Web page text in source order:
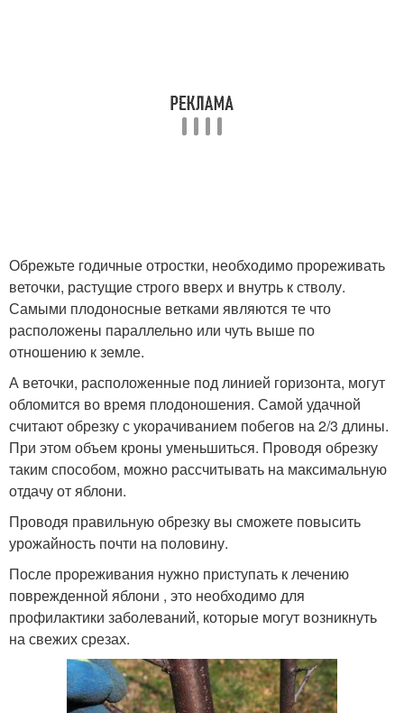
Обрежьте годичные отростки, необходимо прореживать
веточки, растущие строго вверх и внутрь к стволу.
Самыми плодоносные ветками являются те что
расположены параллельно или чуть выше по
отношению к земле.
А веточки, расположенные под линией горизонта, могут
обломится во время плодоношения. Самой удачной
считают обрезку с укорачиванием побегов на 2/3 длины.
При этом объем кроны уменьшиться. Проводя обрезку
таким способом, можно рассчитывать на максимальную
отдачу от яблони.
Проводя правильную обрезку вы сможете повысить
урожайность почти на половину.
После прореживания нужно приступать к лечению
поврежденной яблони , это необходимо для
профилактики заболеваний, которые могут возникнуть
на свежих срезах.